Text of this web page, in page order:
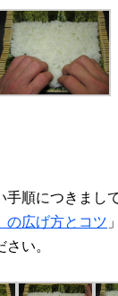
手順につきまし
の広げ方とコツ
い。